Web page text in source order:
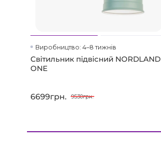
Виробництво: 4–8 тижнів
Світильник підвісний NORDLAND
ONE
6699грн. 9530грн.